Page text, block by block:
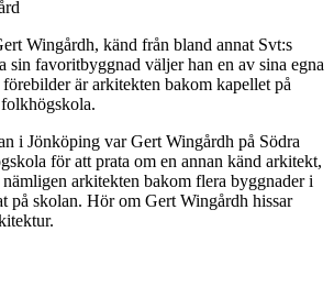
Wingårdh, känd från bland annat Svt:s
sin favoritbyggnad väljer han en av sina egna
förebilder är arkitekten bakom kapellet på
i Jönköping var Gert Wingårdh på Södra
för att prata om en annan känd arkitekt,
arkitekten bakom flera byggnader i
på skolan. Hör om Gert Wingårdh hissar